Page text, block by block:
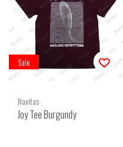
Sale
Navitas
Joy Tee Burgundy